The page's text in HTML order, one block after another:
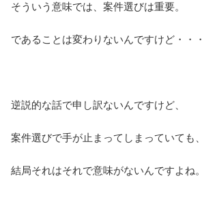
そういう意味では、案件選びは重要。
であることは変わりないんですけど・・・
逆説的な話で申し訳ないんですけど、
案件選びで手が止まってしまっていても、
結局それはそれで意味がないんですよね。